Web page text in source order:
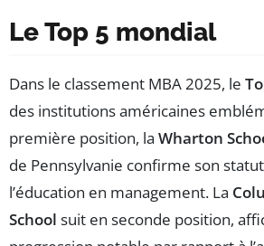
Le Top 5 mondial
Dans le classement MBA 2025, le
des institutions américaines
première position, la Wharton
de Pennsylvanie confirme son
l’éducation en management. La
School suit en seconde position,